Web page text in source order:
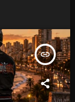
insert_link